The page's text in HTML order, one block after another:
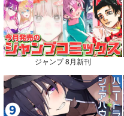
ジャンプ 8月新刊